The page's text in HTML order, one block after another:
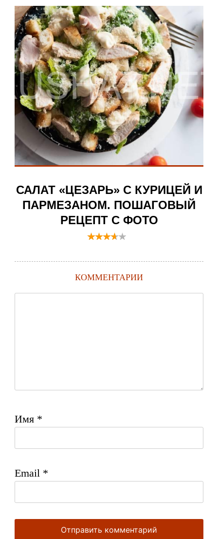
САЛАТ «ЦЕЗАРЬ» С КУРИЦЕЙ И
ПАРМЕЗАНОМ. ПОШАГОВЫЙ
РЕЦЕПТ С ФОТО
КОММЕНТАРИИ
Имя *
Email *